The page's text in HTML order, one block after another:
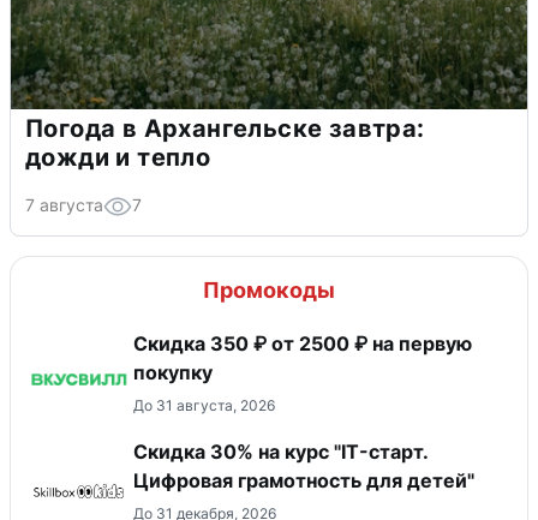
Погода в Архангельске завтра:
дожди и тепло
7 августа 7
Промокоды
Скидка 350 ₽ от 2500 ₽ на первую
покупку
До 31 августа, 2026
Скидка 30% на курс "IT-старт.
Цифровая грамотность для детей"
До 31 декабря, 2026